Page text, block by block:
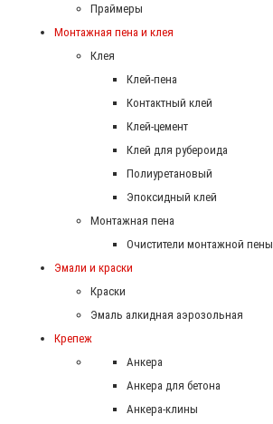
Праймеры
Монтажная пена и клея
Клея
Клей-пена
Контактный клей
Клей-цемент
Клей для рубероида
Полиуретановый
Эпоксидный клей
Монтажная пена
Очистители монтажной пены
Эмали и краски
Краски
Эмаль алкидная аэрозольная
Крепеж
Анкера
Анкера для бетона
Анкера-клины